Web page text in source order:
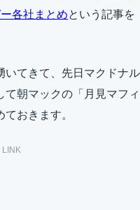
各社まとめという記事を
いてきて、先日マクドナル
て朝マックの「月見マフィ
おきます。
LINK